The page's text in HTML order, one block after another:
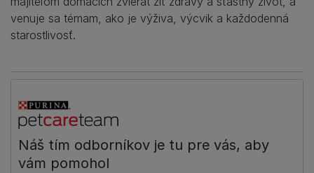
venuje sa témam, ako je výživa, výcvik a každodenná
starostlivosť.
Náš tím odborníkov je tu pre vás, aby
vám pomohol